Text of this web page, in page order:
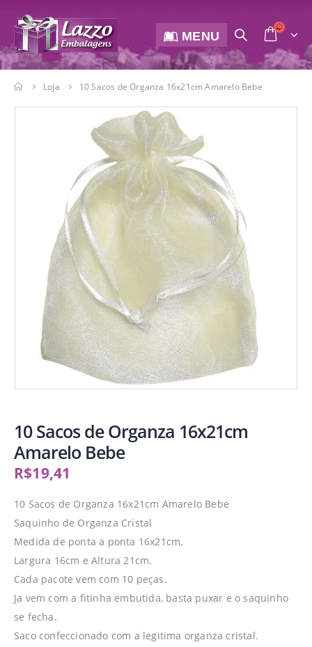
MENU
Loja 10 Sacos de Organza 16x21cm Amarelo Bebe
10 Sacos de Organza 16x21cm
Amarelo Bebe
R$19,41
10 Sacos de Organza 16x21cm Amarelo Bebe
Saquinho de Organza Cristal
Medida de ponta a ponta 16x21cm.
Largura 16cm e Altura 21cm.
Cada pacote vem com 10 peças.
Ja vem com a fitinha embutida, basta puxar e o saquinho
se fecha.
Saco confeccionado com a legitima organza cristal.